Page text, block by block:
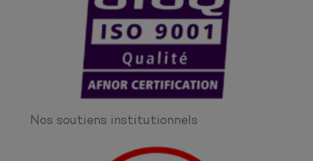
Nos soutiens institutionnels